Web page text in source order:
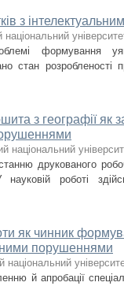
з
формування
стан розробленості
з географії як
національний
друкованого
роботі
як чинник
порушеннями
національний
й апробації